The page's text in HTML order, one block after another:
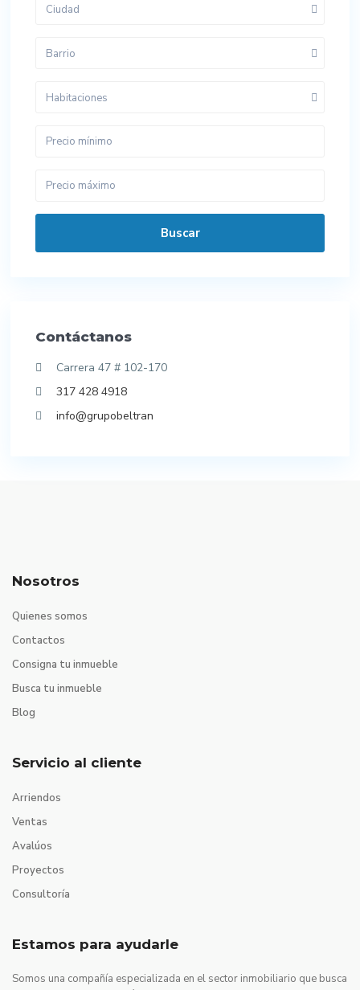
Ciudad
Barrio
Habitaciones
Buscar
Contáctanos
Carrera 47 # 102-170
317 428 4918
info@grupobeltran
Nosotros
Quienes somos
Contactos
Consigna tu inmueble
Busca tu inmueble
Blog
Servicio al cliente
Arriendos
Ventas
Avalúos
Proyectos
Consultoría
Estamos para ayudarle
Somos una compañía especializada en el sector inmobiliario que busca